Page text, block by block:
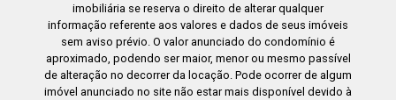
imobiliária se reserva o direito de alterar qualquer
informação referente aos valores e dados de seus imóveis
sem aviso prévio. O valor anunciado do condomínio é
aproximado, podendo ser maior, menor ou mesmo passível
de alteração no decorrer da locação. Pode ocorrer de algum
imóvel anunciado no site não estar mais disponível devido à